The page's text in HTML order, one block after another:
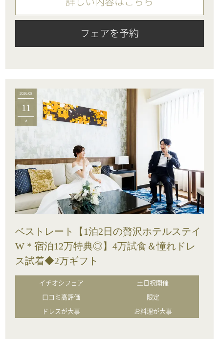
フェアを予約
2026.08
11
火
ベストレート【1泊2日の贅沢ホテルステイ
W＊宿泊12万特典◎】4万試食＆憧れドレ
ス試着◆2万ギフト
イチオシフェア
土日祝開催
口コミ高評価
限定
ドレスが大事
お料理が大事